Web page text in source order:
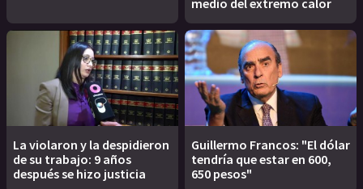
La violaron y la despidieron
de su trabajo: 9 años
después se hizo justicia
Guillermo Francos: "El dólar
tendría que estar en 600,
650 pesos"